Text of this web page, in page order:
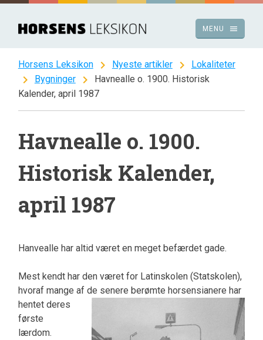
Spring
indhold
menu
MENU
Horsens Leksikon chevron_right Nyeste artikler chevron_right Lokaliteter
chevron_right Bygninger chevron_right
Havnealle o. 1900. Historisk
Kalender, april 1987
Havnealle o. 1900.
Historisk Kalender,
april 1987
Hanvealle har altid været en meget befærdet gade.
Mest kendt har den været for Latinskolen (Statskolen),
hvoraf mange af de senere berømte horsensianere har
hentet deres
første
lærdom.